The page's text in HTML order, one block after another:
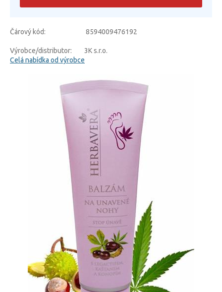
Čárový kód: 8594009476192
Výrobce/distributor:
3K s.r.o.
Celá nabídka od výrobce